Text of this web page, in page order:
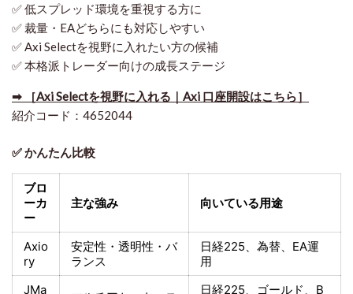
✅ 低スプレッド環境を重視する方に
✅ 裁量・EAどちらにも対応しやすい
✅ Axi Selectを視野に入れたい方の候補
✅ 本格派トレーダー向けの成長ステージ
➡ ［Axi Selectを視野に入れる｜Axi 口座開設はこちら］
紹介コード：4652044
✅ かんたん比較
ブロ
ーカ
ー
主な強み 向いている用途
Axio
ry
安定性・透明性・バ
ランス
日経225、為替、EA運
用
JMa
日経225、ゴールド、 B